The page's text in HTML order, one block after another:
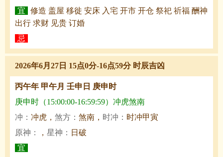
宜
修造 盖屋 移徙 安床 入宅 开市 开仓 祭祀 祈福 酬神
出行 求财 见贵 订婚
忌
2026年6月27日 15点0分-16点59分 时辰吉凶
丙午年 甲午月 壬申日 庚申时
庚申时（15:00:00-16:59:59）冲虎煞南
冲： 冲虎， 煞方： 煞南， 时冲： 时冲甲寅
原神：
， 星神： 日破
宜